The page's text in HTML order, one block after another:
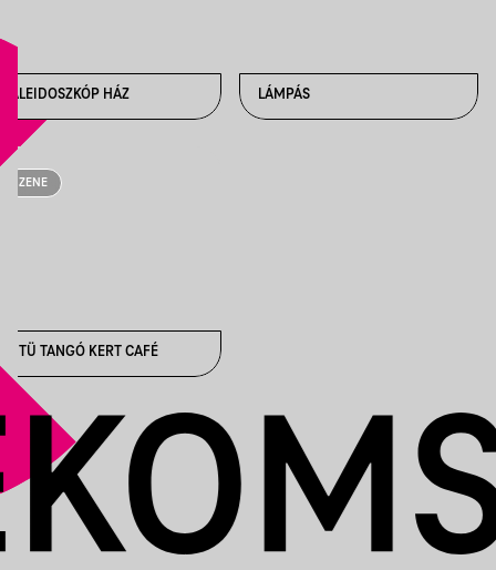
KALEIDOSZKÓP HÁZ LÁMPÁS
ZENE
TÜTÜ TANGÓ KERT CAFÉ